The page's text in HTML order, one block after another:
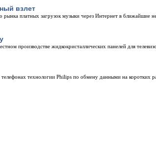
взлет
платных загрузок музыки через Интернет в ближайшие
производстве жидкокристаллических панелей для
технологии Philips по обмену данными на коротких